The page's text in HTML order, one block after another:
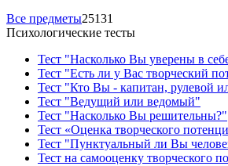
Все предметы25131
Психологические тесты
Тест "Насколько Вы уверены в
Тест "Есть ли у Вас творческий
Тест "Кто Вы - капитан, рулевой
Тест "Ведущий или ведомый"
Тест "Насколько Вы решительны?"
Тест «Оценка творческого
Тест "Пунктуальный ли Вы
Тест на самооценку творческого